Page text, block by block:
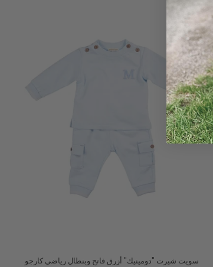
سويت شيرت "دومينيك" أزرق فاتح وبنطال رياضي كارجو